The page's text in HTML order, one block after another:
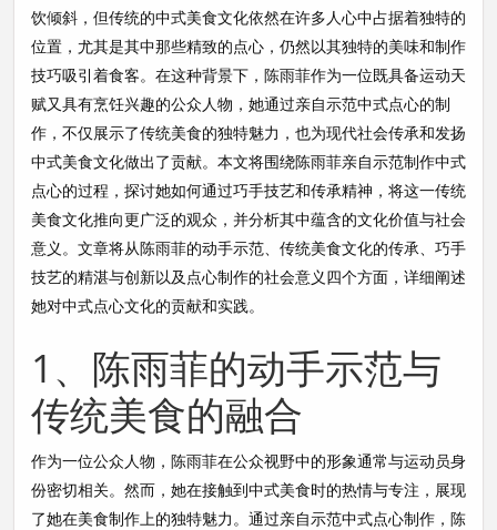
饮倾斜，但传统的中式美食文化依然在许多人心中占据着独特的
位置，尤其是其中那些精致的点心，仍然以其独特的美味和制作
技巧吸引着食客。在这种背景下，陈雨菲作为一位既具备运动天
赋又具有烹饪兴趣的公众人物，她通过亲自示范中式点心的制
作，不仅展示了传统美食的独特魅力，也为现代社会传承和发扬
中式美食文化做出了贡献。本文将围绕陈雨菲亲自示范制作中式
点心的过程，探讨她如何通过巧手技艺和传承精神，将这一传统
美食文化推向更广泛的观众，并分析其中蕴含的文化价值与社会
意义。文章将从陈雨菲的动手示范、传统美食文化的传承、巧手
技艺的精湛与创新以及点心制作的社会意义四个方面，详细阐述
她对中式点心文化的贡献和实践。
1、陈雨菲的动手示范与
传统美食的融合
作为一位公众人物，陈雨菲在公众视野中的形象通常与运动员身
份密切相关。然而，她在接触到中式美食时的热情与专注，展现
了她在美食制作上的独特魅力。通过亲自示范中式点心制作，陈